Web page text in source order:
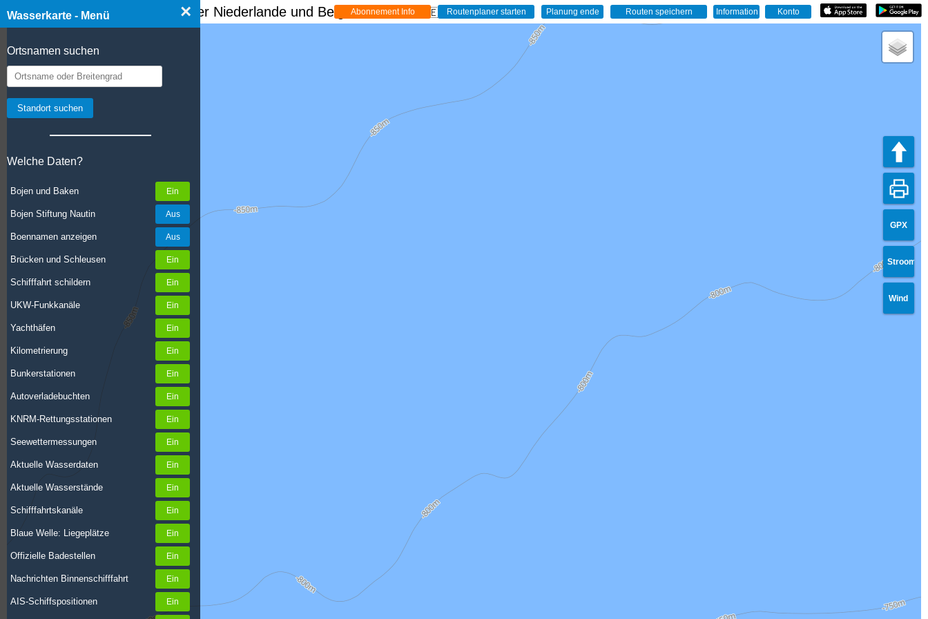
Wasserkarte - Menü ×
Ortsnamen suchen
Welche Daten?
Bojen und Baken
Bojen Stiftung Nautin
Boennamen anzeigen
Brücken und Schleusen
Schifffahrt schildern
UKW-Funkkanäle
Yachthäfen
Kilometrierung
Bunkerstationen
Autoverladebuchten
KNRM-Rettungsstationen
Seewettermessungen
Aktuelle Wasserdaten
Aktuelle Wasserstände
Schifffahrtskanäle
Blaue Welle: Liegeplätze
Offizielle Badestellen
Nachrichten Binnenschifffahrt
AIS-Schiffspositionen
☰ Wasserkarte Deutschland, der Niederlande und Belgien - Live 🇩🇪
GPX
Stroom
Wind